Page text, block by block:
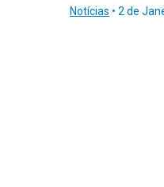
Notícias • 2 de